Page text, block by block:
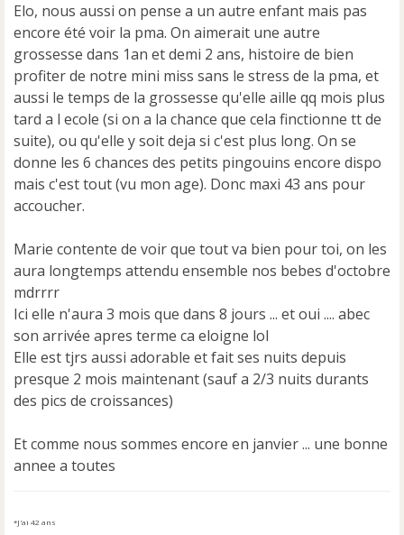
Elo, nous aussi on pense a un autre enfant mais pas
encore été voir la pma. On aimerait une autre
grossesse dans 1an et demi 2 ans, histoire de bien
profiter de notre mini miss sans le stress de la pma, et
aussi le temps de la grossesse qu'elle aille qq mois plus
tard a l ecole (si on a la chance que cela finctionne tt de
suite), ou qu'elle y soit deja si c'est plus long. On se
donne les 6 chances des petits pingouins encore dispo
mais c'est tout (vu mon age). Donc maxi 43 ans pour
accoucher.
Marie contente de voir que tout va bien pour toi, on les
aura longtemps attendu ensemble nos bebes d'octobre
mdrrrr
Ici elle n'aura 3 mois que dans 8 jours ... et oui .... abec
son arrivée apres terme ca eloigne lol
Elle est tjrs aussi adorable et fait ses nuits depuis
presque 2 mois maintenant (sauf a 2/3 nuits durants
des pics de croissances)
Et comme nous sommes encore en janvier ... une bonne
annee a toutes
*J'ai 42 ans